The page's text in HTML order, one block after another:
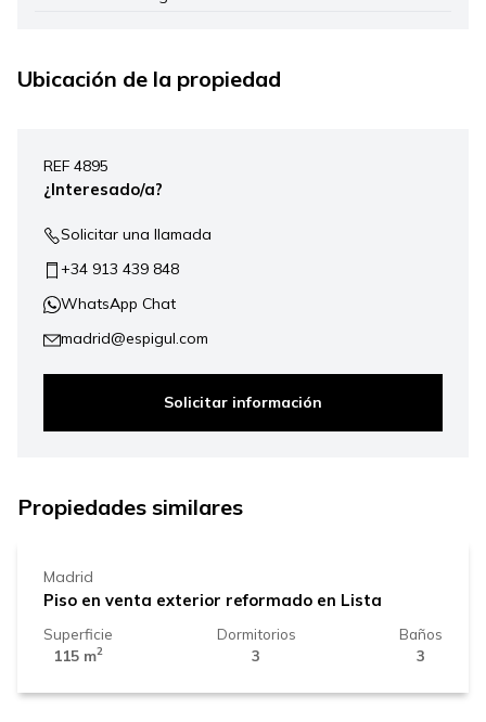
Ubicación de la propiedad
−
REF 4895
¿Interesado/a?
Solicitar una llamada
+34 913 439 848
WhatsApp Chat
madrid@espigul.com
Solicitar información
Propiedades similares
1.489.000 €
Madrid
Piso en venta exterior reformado en Lista
Superficie
115 m2
Dormitorios
3
Baños
3
839.000 €